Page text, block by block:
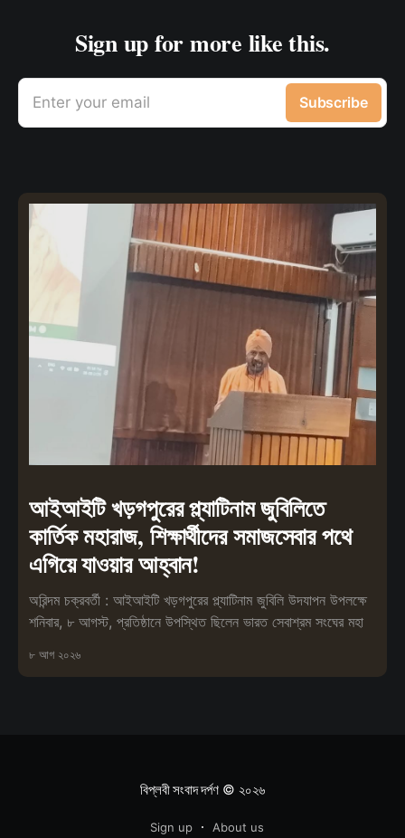
Sign up for more like this.
Enter your email Subscribe
আইআইটি খড়গপুরের প্ল্যাটিনাম জুবিলিতে
কার্তিক মহারাজ, শিক্ষার্থীদের সমাজসেবার পথে
এগিয়ে যাওয়ার আহ্বান!
অরিন্দম চক্রবর্তী : আইআইটি খড়গপুরের প্ল্যাটিনাম জুবিলি উদযাপন উপলক্ষে
শনিবার, ৮ আগস্ট, প্রতিষ্ঠানে উপস্থিত ছিলেন ভারত সেবাশ্রম সংঘের মহা
৮ আগ ২০২৬
বিপ্লবী সংবাদ দর্পণ© ২০২৬
Sign up About us